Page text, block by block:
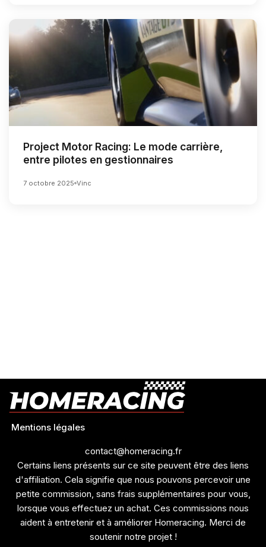
Project Motor Racing: Le mode carrière,
entre pilotes en gestionnaires
7 octobre 2025 Vinc
Mentions légales
contact@homeracing.fr
Certains liens présents sur ce site peuvent être des liens
d'affiliation. Cela signifie que nous pouvons percevoir une
petite commission, sans frais supplémentaires pour vous,
lorsque vous effectuez un achat. Ces commissions nous
aident à entretenir et à améliorer Homeracing. Merci de
soutenir notre projet !